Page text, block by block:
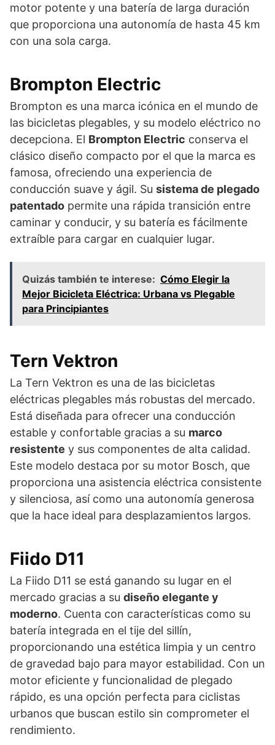
motor potente y una batería de larga duración
que proporciona una autonomía de hasta 45 km
con una sola carga.
Brompton Electric
Brompton es una marca icónica en el mundo de
las bicicletas plegables, y su modelo eléctrico no
decepciona. El Brompton Electric conserva el
clásico diseño compacto por el que la marca es
famosa, ofreciendo una experiencia de
conducción suave y ágil. Su sistema de plegado
patentado permite una rápida transición entre
caminar y conducir, y su batería es fácilmente
extraíble para cargar en cualquier lugar.
Quizás también te interese: Cómo Elegir la
Mejor Bicicleta Eléctrica: Urbana vs Plegable
para Principiantes
Tern Vektron
La Tern Vektron es una de las bicicletas
eléctricas plegables más robustas del mercado.
Está diseñada para ofrecer una conducción
estable y confortable gracias a su marco
resistente y sus componentes de alta calidad.
Este modelo destaca por su motor Bosch, que
proporciona una asistencia eléctrica consistente
y silenciosa, así como una autonomía generosa
que la hace ideal para desplazamientos largos.
Fiido D11
La Fiido D11 se está ganando su lugar en el
mercado gracias a su diseño elegante y
moderno. Cuenta con características como su
batería integrada en el tije del sillín,
proporcionando una estética limpia y un centro
de gravedad bajo para mayor estabilidad. Con un
motor eficiente y funcionalidad de plegado
rápido, es una opción perfecta para ciclistas
urbanos que buscan estilo sin comprometer el
rendimiento.